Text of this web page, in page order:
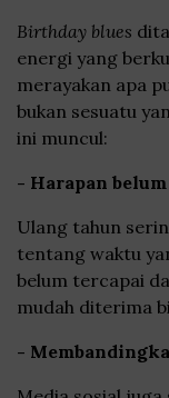
Birthday blues
energi yang
merayakan apa
bukan sesuatu
ini muncul:
- Harapan
Ulang tahun
tentang waktu
belum tercapai
mudah diterima
-